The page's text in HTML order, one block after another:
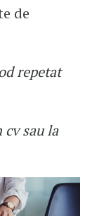
de
repetat
sau la